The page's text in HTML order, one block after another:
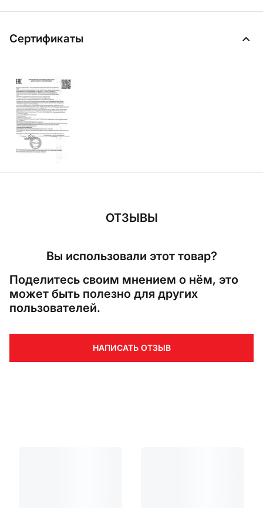
Сертификаты
ОТЗЫВЫ
Вы использовали этот товар?
Поделитесь своим мнением о нём, это
может быть полезно для других
пользователей.
НАПИСАТЬ ОТЗЫВ